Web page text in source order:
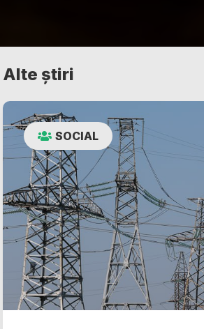
Alte știri
SOCIAL